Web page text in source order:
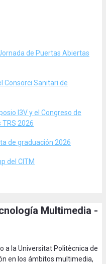
de Puertas Abiertas
Consorci Sanitari de
I3V y el Congreso de
TRS 2026
de graduación 2026
del CITM
Multimedia -
a la Universitat Politècnica de
en los ámbitos multimedia,